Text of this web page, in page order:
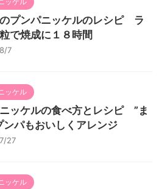
のプンパニッケルのレシピ ラ
で焼成に１８時間
7
ッケル
ッケルの食べ方とレシピ ”ま
ンパもおいしくアレンジ
27
ッケル